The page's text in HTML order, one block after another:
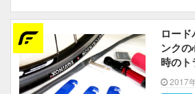
ロー
ンク
時のト
2017